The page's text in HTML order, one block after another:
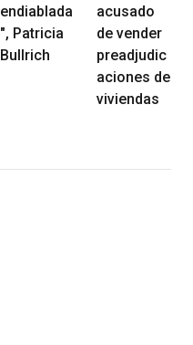
endiablada
", Patricia
Bullrich
acusado
de vender
preadjudic
aciones de
viviendas